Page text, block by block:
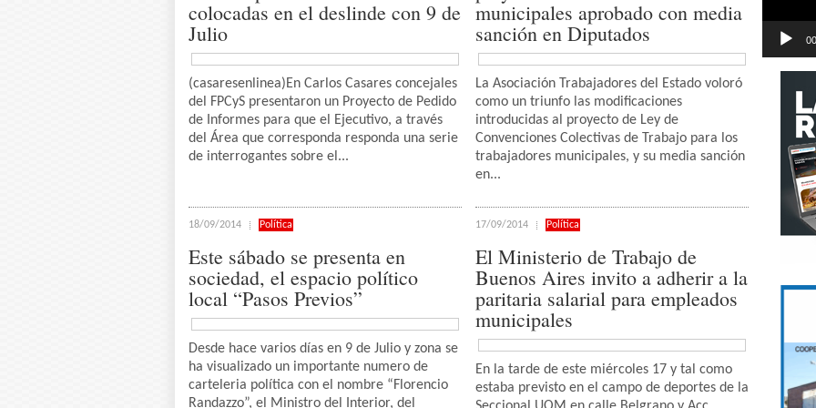
colocadas en el deslinde con 9 de
Julio
(casaresenlinea)En Carlos Casares concejales
del FPCyS presentaron un Proyecto de Pedido
de Informes para que el Ejecutivo, a través
del Área que corresponda responda una serie
de interrogantes sobre el...
municipales aprobado con media
sanción en Diputados
La Asociación Trabajadores del Estado voloró
como un triunfo las modificaciones
introducidas al proyecto de Ley de
Convenciones Colectivas de Trabajo para los
trabajadores municipales, y su media sanción
en...
18/09/2014 Política
Este sábado se presenta en
sociedad, el espacio político
local “Pasos Previos”
Desde hace varios días en 9 de Julio y zona se
ha visualizado un importante numero de
carteleria política con el nombre “Florencio
Randazzo”, el Ministro del Interior, del
17/09/2014 Política
El Ministerio de Trabajo de
Buenos Aires invito a adherir a la
paritaria salarial para empleados
municipales
En la tarde de este miércoles 17 y tal como
estaba previsto en el campo de deportes de la